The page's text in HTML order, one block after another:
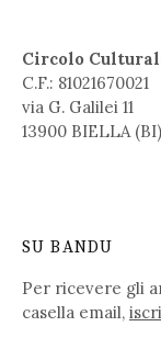
Circolo
C.F.: 81021670021
via G. Galilei 11
13900 BIELLA (BI)
SU BANDU
Per ricevere gli
casella email,